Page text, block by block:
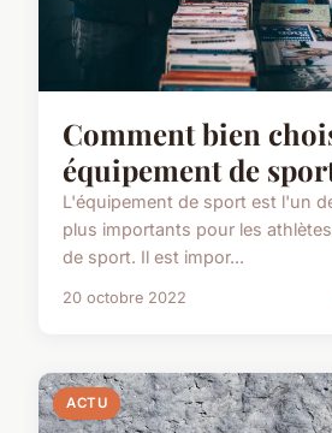
Comment bien
équipement de
L'équipement de sport est l'un
plus importants pour les
de sport. Il est impor...
20 octobre 2022
ACTU